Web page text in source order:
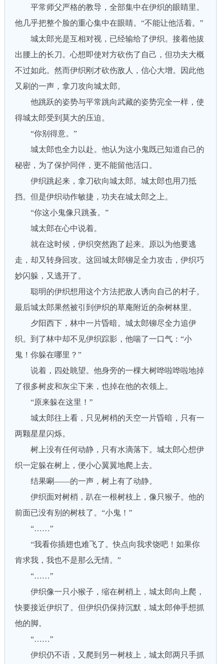
平常师父严格的教导，全部集中在伊织的眼睛里。
他几乎把整个脸的重心集中在眼睛。“不能让他活着。”
城太郎光是互相对视，已经输给了伊织。接着他拔
出腰上的长刀。心想即使对方砍伤了自己，但功夫大概
不过如此。然而伊织刚才砍伤敌人，信心大增。因此他
又刷的一声，拿刀攻向城太郎。
他跳跃的姿势与平常跳向武藏的姿势完全一样，使
得城太郎受到莫大的压迫。
“你别得意。”
城太郎也全力以赴。他认为这小鬼既已知道自己的
秘密，为了保护同伴，更不能留他活口。
伊织跳起来，拿刀砍向城太郎。城太郎也用刀抵
挡。但是伊织动作敏捷，功夫在城太郎之上。
“你这小鬼像只跳蚤。”
城太郎在心中说着。
就在这时候，伊织突然跑了起来。原以为他要逃
走，却又转身回攻。这回城太郎铆足全力攻击，伊织巧
妙闪躲，又逃开了。
聪明的伊织想用这个方法把敌人诱向自己的村子。
最后城太郎果然被引到伊织的草庵附近的杂树林里。
夕阳西下，林中一片昏暗。城太郎铆尽全力追伊
织。到了林中却不见伊织踪影，他喘了一口气：“小
鬼！你躲在哪里？”
说着，四处眺望。他身旁的一棵大树哗啦哗啦地掉
了很多树皮和灰尘下来，也掉在他的衣领上。
“原来躲在这里！”
城太郎往上看，只见树梢的天空一片昏暗，只有一
两颗星星闪烁。
树上没有任何动静，只有水滴落下。城太郎心想伊
织一定躲在树上，便小心翼翼地爬上去。
结果唰——的一声，树上有了动静。
伊织面对树梢，趴在一根树枝上，像只猴子。他的
前面已没有别的树枝了。“小鬼！”
“……”
“我看你插翅也难飞了。快点向我求饶吧！如果你
肯求我，我也不是那么无情。”
“……”
伊织像一只小猴子，缩在树梢上，城太郎向上爬，
快要接近伊织了。但伊织仍保持沉默，城太郎伸手想抓
他的脚。
“……”
伊织仍不语，又爬到另一树枝上，城太郎两只手抓